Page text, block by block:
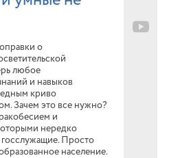
о
любое
и навыков
криво
Зачем это все нужно?
и
нередко
Просто
население.